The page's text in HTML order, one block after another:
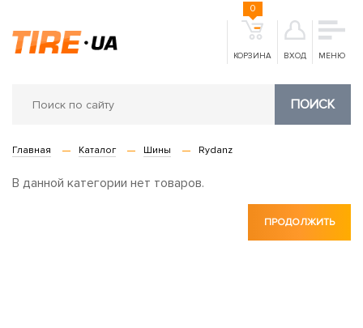
КОРЗИНА
0
ВХОД МЕНЮ
ПОИСК
Главная Каталог Шины Rydanz
В данной категории нет товаров.
ПРОДОЛЖИТЬ